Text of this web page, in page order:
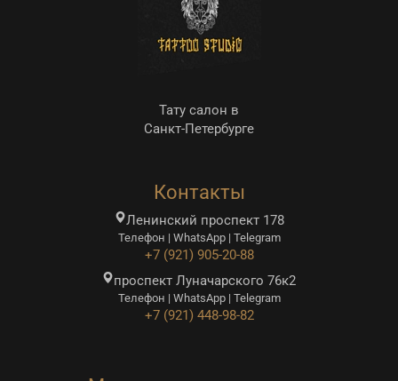
Тату салон в
Санкт-Петербурге
Контакты
Ленинский проспект 178
Телефон | WhatsApp | Telegram
+7 (921) 905-20-88
проспект Луначарского 76к2
Телефон | WhatsApp | Telegram
+7 (921) 448-98-82